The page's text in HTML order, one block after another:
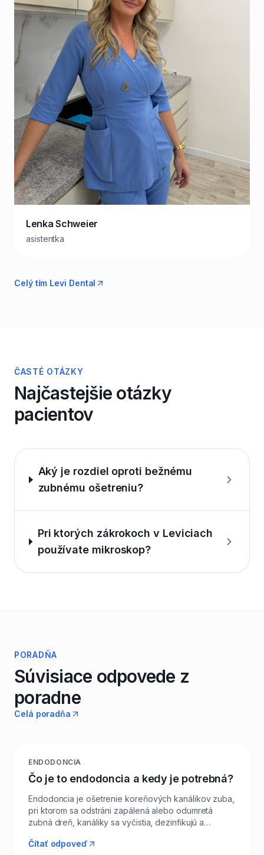
Lenka Schweier
asistentka
Celý tím Levi Dental
ČASTÉ OTÁZKY
Najčastejšie otázky
pacientov
Aký je rozdiel oproti bežnému
zubnému ošetreniu?
Pri ktorých zákrokoch v Leviciach
používate mikroskop?
PORADŇA
Súvisiace odpovede z
poradne
Celá poradňa
ENDODONCIA
Čo je to endodoncia a kedy je potrebná?
Endodoncia je ošetrenie koreňových kanálikov zuba,
pri ktorom sa odstráni zapálená alebo odumretá
zubná dreň, kanáliky sa vyčistia, dezinfikujú a
hlbokom kaze, ktorý prenikol až do drene, po úraze
Čítať odpoveď